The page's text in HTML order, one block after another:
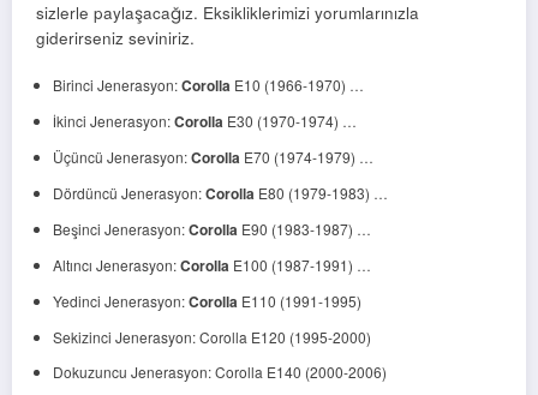
sizlerle paylaşacağız. Eksikliklerimizi yorumlarınızla
giderirseniz seviniriz.
Birinci Jenerasyon:Corolla E10 (1966-1970) …
İkinci Jenerasyon:Corolla E30 (1970-1974) …
Üçüncü Jenerasyon:Corolla E70 (1974-1979) …
Dördüncü Jenerasyon:Corolla E80 (1979-1983) …
Beşinci Jenerasyon:Corolla E90 (1983-1987) …
Altıncı Jenerasyon:Corolla E100 (1987-1991) …
Yedinci Jenerasyon:Corolla E110 (1991-1995)
Sekizinci Jenerasyon: Corolla E120 (1995-2000)
Dokuzuncu Jenerasyon: Corolla E140 (2000-2006)